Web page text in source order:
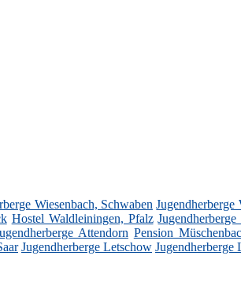
Wiesenbach, Schwaben Jugendherberge
Hostel Waldleiningen, Pfalz
Attendorn Pension
Jugendherberge Letschow Jugendherberge